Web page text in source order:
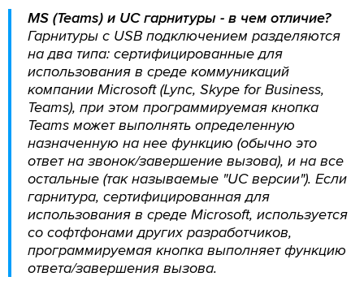
MS (Teams) и UC гарнитуры - в чем отличие?
Гарнитуры c USB подключением разделяются
на два типа: сертифицированные для
использования в среде коммуникаций
компании Microsoft (Lync, Skype for Business,
Teams), при этом программируемая кнопка
Teams может выполнять определенную
назначенную на нее функцию (обычно это
ответ на звонок/завершение вызова), и на все
остальные (так называемые "UC версии"). Если
гарнитура, сертифицированная для
использования в среде Microsoft, используется
со софтфонами других разработчиков,
программируемая кнопка выполняет функцию
ответа/завершения вызова.